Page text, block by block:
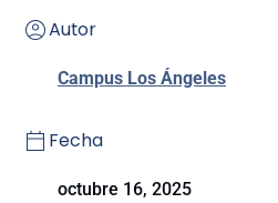
Autor
Campus Los Ángeles
Fecha
octubre 16, 2025